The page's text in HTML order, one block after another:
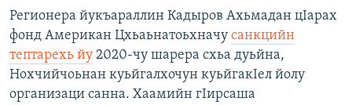
Регионера йукъараллин Кадыров Ахьмадан цIарах
фонд Американ Цхьаьнатоьхначу санкцийн
тептарехь йу 2020-чу шарера схьа дуьйна,
Нохчийчоьнан куьйгалхочун куьйгакIел йолу
организаци санна. Хаамийн гIирсаша